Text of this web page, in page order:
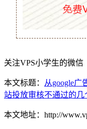
关注VPS小学生的微信
本文标题：
从google广
站投放审核不通过的
本文地址：http://